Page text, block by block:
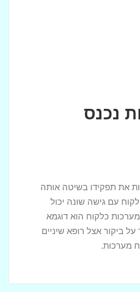
נכנס
את תפקידו בשיטה אותה
עם גישה שונה יכול
כלקוח הוא דוגמא
ביקור אצל רופא שיניים
מערכות.